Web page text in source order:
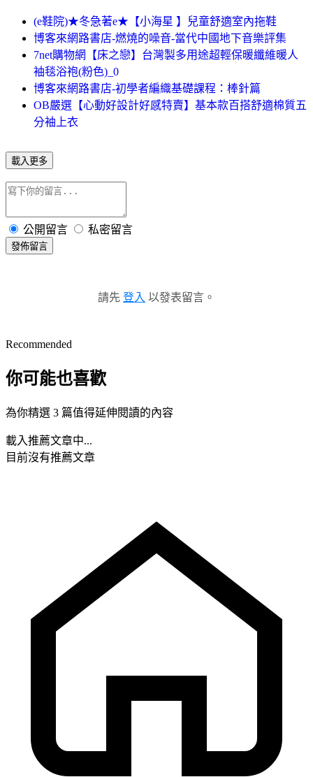
(e鞋院)★冬急著e★【小海星 】兒童舒適室內拖鞋
博客來網路書店-燃燒的噪音-當代中國地下音樂評集
7net購物網【床之戀】台灣製多用途超輕保暖纖維暖人
袖毯浴袍(粉色)_0
博客來網路書店-初學者編織基礎課程：棒針篇
OB嚴選【心動好設計好感特賣】基本款百搭舒適棉質五
分袖上衣
載入更多
公開留言 私密留言
發佈留言
請先 登入 以發表留言。
Recommended
你可能也喜歡
為你精選 3 篇值得延伸閱讀的內容
載入推薦文章中...
目前沒有推薦文章